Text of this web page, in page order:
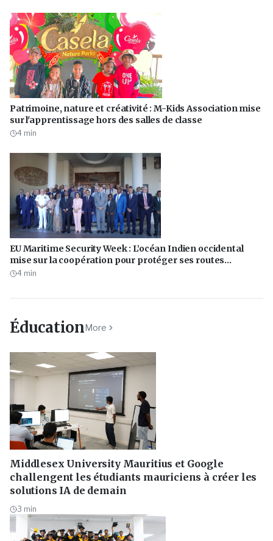
Patrimoine, nature et créativité : M-Kids Association mise
sur l'apprentissage hors des salles de classe
4 min
EU Maritime Security Week : L’océan Indien occidental
mise sur la coopération pour protéger ses routes
maritimes stratégiques
4 min
ÉducationMore
Middlesex University Mauritius et Google
challengent les étudiants mauriciens à créer les
solutions IA de demain
3 min